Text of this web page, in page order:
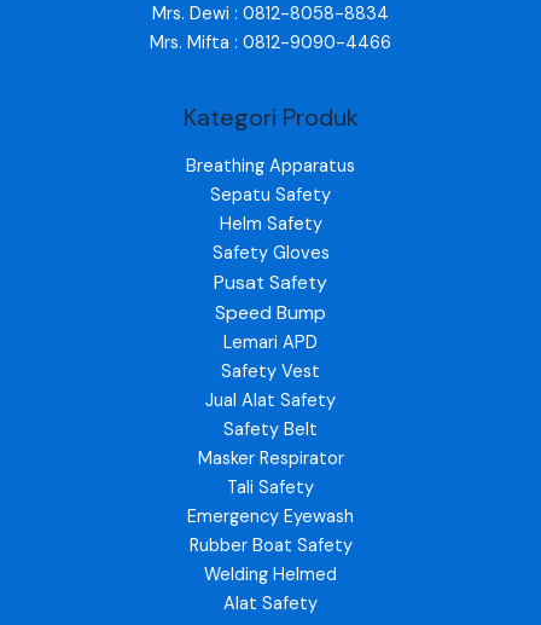
Mrs. Dewi : 0812-8058-8834
Mrs. Mifta : 0812-9090-4466
Kategori Produk
Breathing Apparatus
Sepatu Safety
Helm Safety
Safety Gloves
Pusat Safety
Speed Bump
Lemari APD
Safety Vest
Jual Alat Safety
Safety Belt
Masker Respirator
Tali Safety
Emergency Eyewash
Rubber Boat Safety
Welding Helmed
Alat Safety